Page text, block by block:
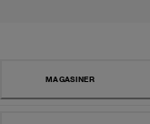
MAGASINER